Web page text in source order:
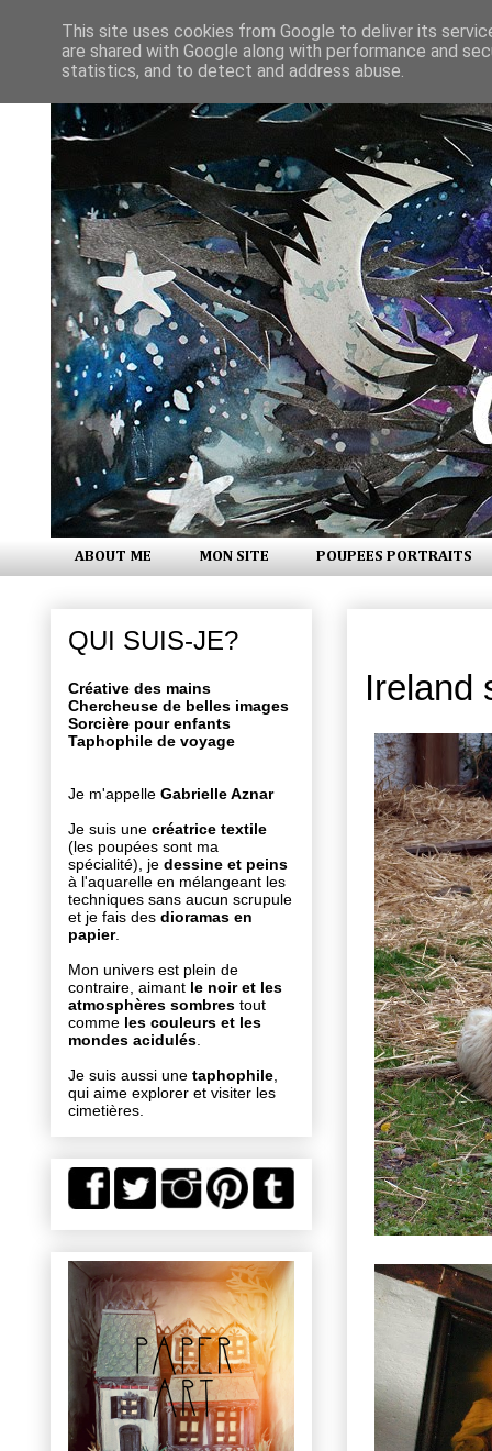
ABOUT ME MON SITE POUPEES PORTRAITS
Ireland
QUI SUIS-JE?
Créative des mains
Chercheuse de belles images
Sorcière pour enfants
Taphophile de voyage
Je m'appelle Gabrielle Aznar
Je suis une créatrice textile
(les poupées sont ma
spécialité), je dessine et peins
à l'aquarelle en mélangeant les
techniques sans aucun scrupule
et je fais des dioramas en
papier.
Mon univers est plein de
contraire, aimant le noir et les
atmosphères sombres tout
comme les couleurs et les
mondes acidulés
Je suis aussi une taphophile
qui aime explorer et visiter les
cimetières.
This site uses cookies from Google to deliver its
are shared with Google along with performance and
statistics, and to detect and address abuse.